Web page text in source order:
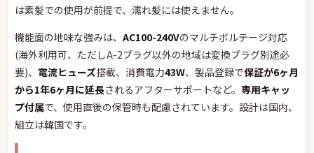
は素髪での使用が前提で、濡れ髪には使えません。
機能面の地味な強みは、 AC100-240Vのマルチボルテージ対応
(海外利用可、ただしA-2プラグ以外の地域は変換プラグ別途必
要)、 電流ヒューズ搭載、消費電力43W、製品登録で保証が6ヶ月
から1年6ヶ月に延長されるアフターサポートなど。 専用キャッ
プ付属で、使用直後の保管時も配慮されています。設計は国内、
組立は韓国です。